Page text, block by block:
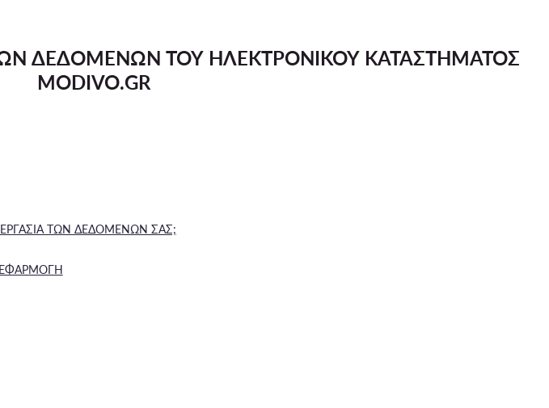
ΔΕΔΟΜΕΝΩΝ ΤΟΥ ΗΛΕΚΤΡΟΝΙΚΟΥ ΚΑΤΑΣΤΗΜΑΤΟΣ
MODIVO.GR
ΤΩΝ ΔΕΔΟΜΕΝΩΝ ΣΑΣ;
ΕΦΑΡΜΟΓΗ